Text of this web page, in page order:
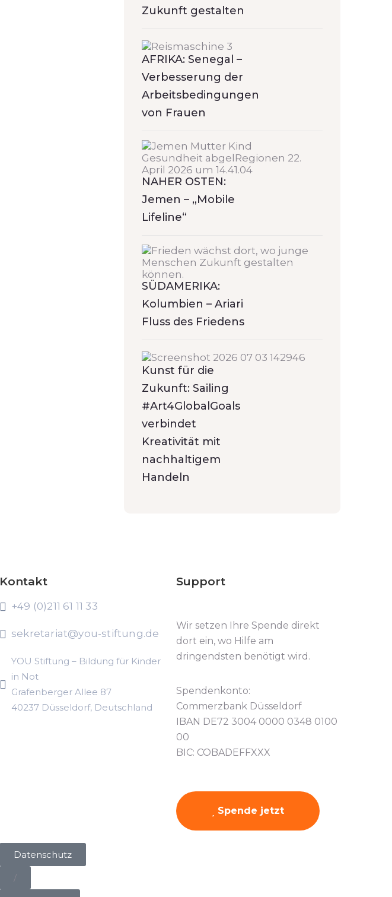
Zukunft gestalten
AFRIKA: Senegal –
Verbesserung der
Arbeitsbedingungen
von Frauen
NAHER OSTEN:
Jemen – „Mobile
Lifeline“
SÜDAMERIKA:
Kolumbien – Ariari
Fluss des Friedens
Kunst für die
Zukunft: Sailing
#Art4GlobalGoals
verbindet
Kreativität mit
nachhaltigem
Handeln
Kontakt
+49 (0)211 61 11 33
sekretariat@you-stiftung.de
YOU Stiftung – Bildung für Kinder
in Not
Grafenberger Allee 87
40237 Düsseldorf, Deutschland
Support
Wir setzen Ihre Spende direkt
dort ein, wo Hilfe am
dringendsten benötigt wird.
Spendenkonto:
Commerzbank Düsseldorf
IBAN DE72 3004 0000 0348 0100
00
BIC: COBADEFFXXX
Spende jetzt
Datenschutz
/